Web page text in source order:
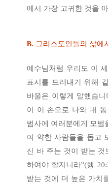
에서 가장 고귀한 것을
B. 그리스도인들의 삶에
예수님처럼 우리도 이
표시를 드러내기 위해
바울은 이렇게 말했습
이 이 손으로 나와 내
범사에 여러분에게 모범
여 약한 사람들을 돕고
신 바 주는 것이 받는 것
하여야 할지니라”(행
받는 것에 더 높은 가치